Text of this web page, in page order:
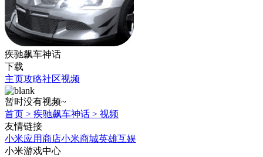
疾驰飙车神话
下载
主页攻略社区视频
暂时没有视频~
首页 > 疾驰飙车神话 > 视频
友情链接
小米应用商店小米商城英雄互娱
小米游戏中心